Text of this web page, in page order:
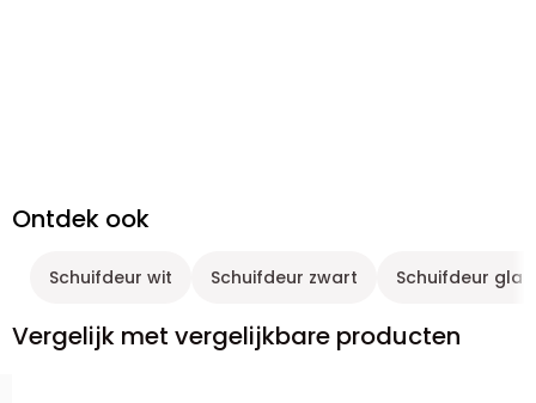
Ontdek ook
Schuifdeur wit Schuifdeur zwart Schuifdeur glas
Vergelijk met vergelijkbare producten